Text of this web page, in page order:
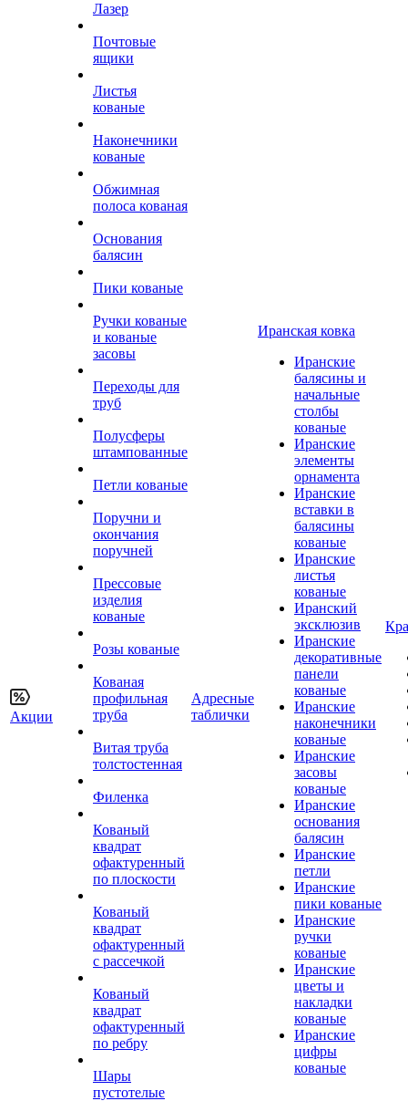
Акции
Лазер
Почтовые
ящики
Листья
кованые
Наконечники
кованые
Обжимная
полоса кованая
Основания
балясин
Пики кованые
Ручки кованые
и кованые
засовы
Переходы для
труб
Полусферы
штампованные
Петли кованые
Поручни и
окончания
поручней
Прессовые
изделия
кованые
Розы кованые
Кованая
профильная
труба
Витая труба
толстостенная
Филенка
Кованый
квадрат
офактуренный
по плоскости
Кованый
квадрат
офактуренный
с рассечкой
Кованый
квадрат
офактуренный
по ребру
Шары
пустотелые
Адресные
таблички
Иранская ковка
Иранские
балясины и
начальные
столбы
кованые
Иранские
элементы
орнамента
Иранские
вставки в
балясины
кованые
Иранские
листья
кованые
Иранский
эксклюзив
Иранские
декоративные
панели
кованые
Иранские
наконечники
кованые
Иранские
засовы
кованые
Иранские
основания
балясин
Иранские
петли
Иранские
пики кованые
Иранские
ручки
кованые
Иранские
цветы и
накладки
кованые
Иранские
цифры
кованые